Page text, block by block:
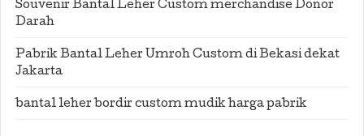
Souvenir Bantal Leher Custom merchandise Donor
Darah
Pabrik Bantal Leher Umroh Custom di Bekasi dekat
Jakarta
bantal leher bordir custom mudik harga pabrik